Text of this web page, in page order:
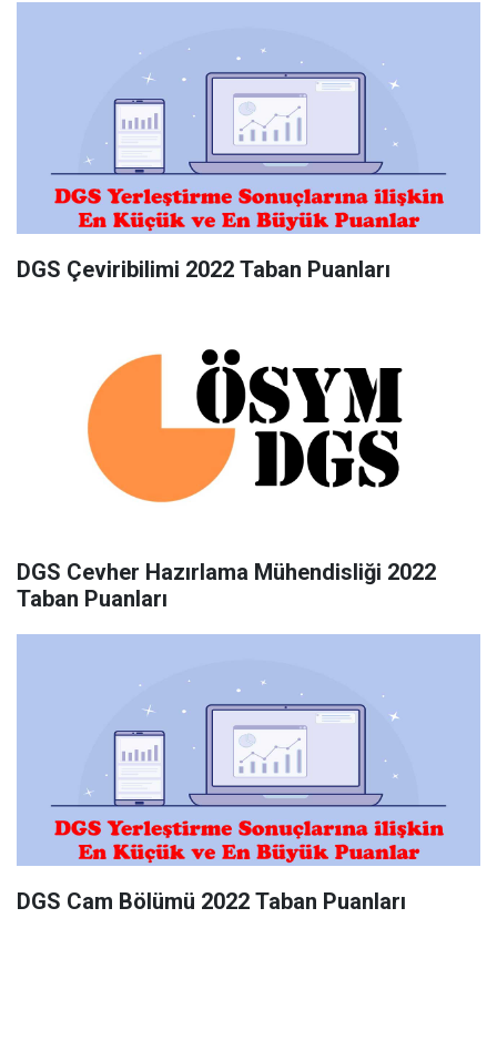
DGS Çeviribilimi 2022 Taban Puanları
DGS Cevher Hazırlama Mühendisliği 2022
Taban Puanları
DGS Cam Bölümü 2022 Taban Puanları